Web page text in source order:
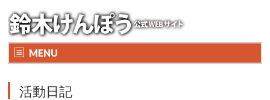
MENU
活動日記